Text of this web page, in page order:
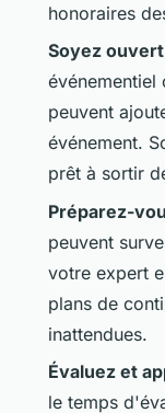
honoraires
Soyez
événementiel
peuvent
événement.
prêt à sortir
Préparez-
peuvent
votre expert
plans de
inattendues.
Évaluez et
le temps